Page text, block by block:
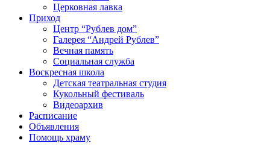
Церковная лавка
Приход
Центр “Рублев дом”
Галерея “Андрей Рублев”
Вечная память
Социальная служба
Воскресная школа
Детская театральная студия
Кукольный фестиваль
Видеоархив
Расписание
Объявления
Помощь храму